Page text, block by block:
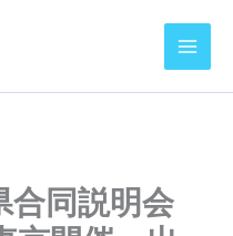
合同説明会